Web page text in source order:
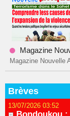
Magazine
Magazine Nouvelle
Brèves
13/07/2026 03:52